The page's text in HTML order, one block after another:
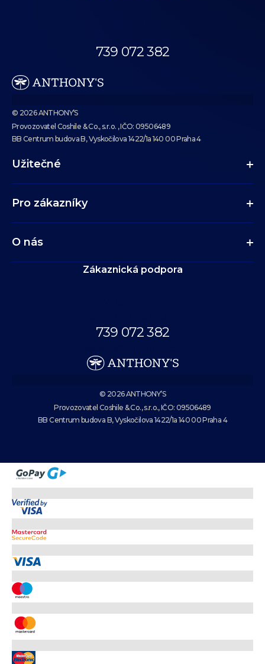
739 072 382
© 2026 ANTHONY’S
Provozovatel Coshile & Co., s.r.o. , IČO: 09506489
BB Centrum budova B, Vyskočilova 1422/1a 140 00 Praha 4
Užitečné
Pro zákazníky
O nás
Zákaznická podpora
739 072 382
© 2026 ANTHONY’S
Provozovatel Coshile & Co., s.r.o., IČO: 09506489
BB Centrum budova B, Vyskočilova 1422/1a 140 00 Praha 4